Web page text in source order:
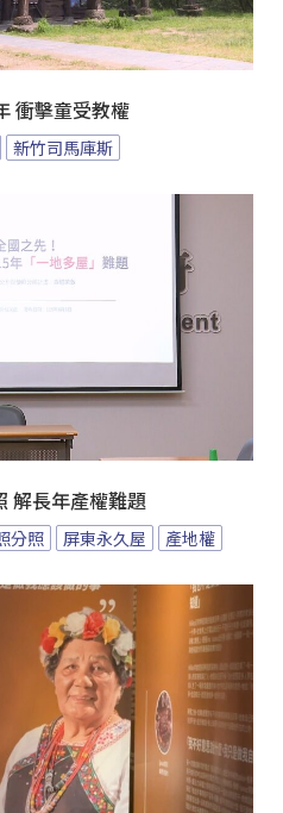
衝擊童受教權
新竹司馬庫斯
解長年產權難題
分照 屏東永久屋 產地權